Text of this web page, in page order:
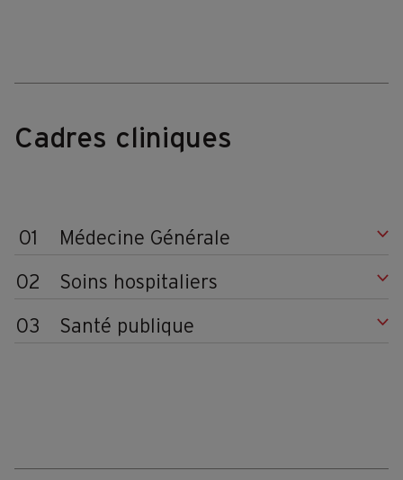
Cadres cliniques
01 Médecine Générale
02 Soins hospitaliers
03 Santé publique